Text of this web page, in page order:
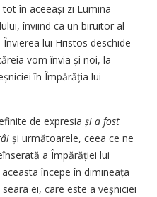
în aceeași zi Lumina
înviind ca un biruitor al
lui Hristos deschide
vom învia și noi, la
în Împărăția lui
de expresia și a fost
și următoarele, ceea ce ne
a Împărăției lui
începe în dimineața
ei, care este a veșniciei